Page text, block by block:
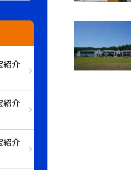
紹介
紹介
紹介